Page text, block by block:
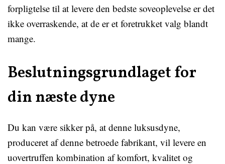
forpligtelse til at levere den bedste soveoplevelse er det
ikke overraskende, at de er et foretrukket valg blandt
mange.
Beslutningsgrundlaget for
din næste dyne
Du kan være sikker på, at denne luksusdyne,
produceret af denne betroede fabrikant, vil levere en
uovertruffen kombination af komfort, kvalitet og